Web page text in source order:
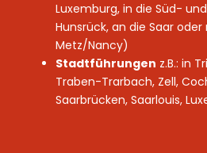
Luxemburg, in die Süd-
Hunsrück, an die Saar
Metz/Nancy)
Stadtführungen z.B.: in
Traben-Trarbach, Zell,
Saarbrücken, Saarlouis,